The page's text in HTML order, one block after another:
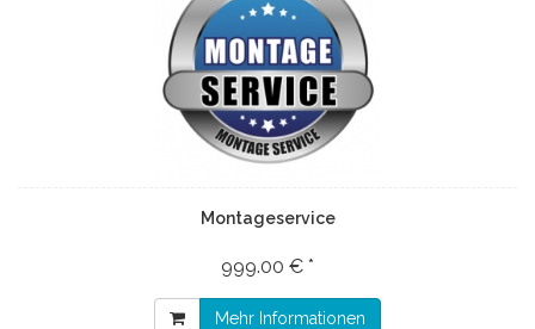
Montageservice
999.00 € *
Mehr Informationen